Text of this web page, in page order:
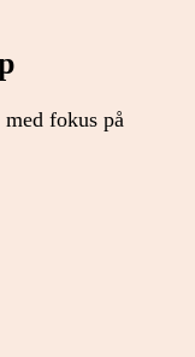
fokus på